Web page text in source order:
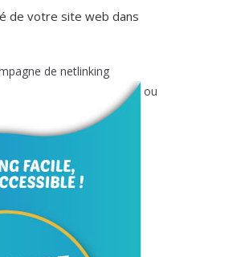
de votre site web dans
de netlinking
ou